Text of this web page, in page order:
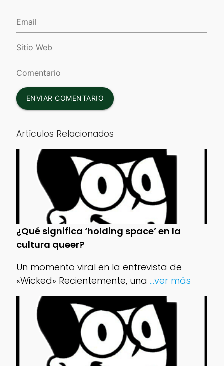
ENVIAR COMENTARIO
Artículos Relacionados
¿Qué significa ‘holding space’ en la
cultura queer?
Un momento viral en la entrevista de
«Wicked» Recientemente, una ...ver más